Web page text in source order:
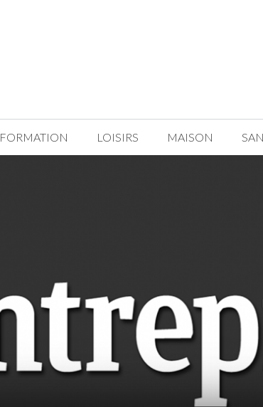
FORMATION LOISIRS MAISON